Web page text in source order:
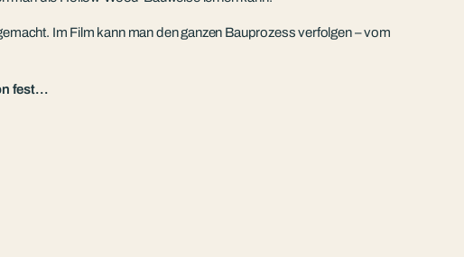
Im Film kann man den ganzen Bauprozess verfolgen – vom
fest…